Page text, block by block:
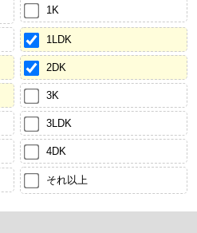
1K
1LDK
2DK
3K
3LDK
4DK
それ以上